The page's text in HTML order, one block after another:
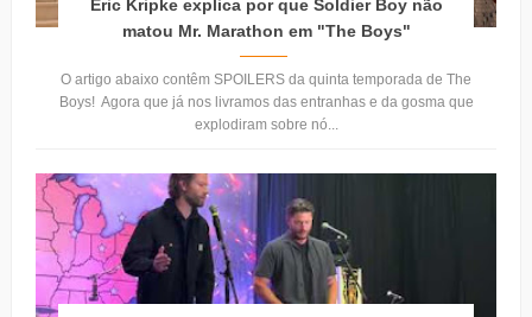
Eric Kripke explica por que Soldier Boy não
matou Mr. Marathon em "The Boys"
O artigo abaixo contêm SPOILERS da quinta temporada de The
Boys! Agora que já nos livramos das entranhas e da gosma que
explodiram sobre nó...